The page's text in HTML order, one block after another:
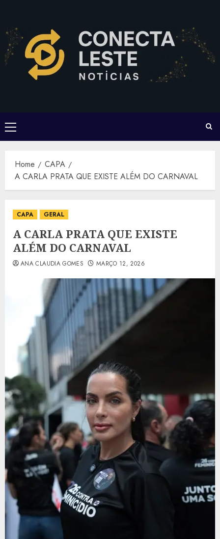
content
Primary
Menu
Home
CAPA
A CARLA PRATA QUE EXISTE ALÉM DO CARNAVAL
CAPA GERAL
A CARLA PRATA QUE EXISTE
ALÉM DO CARNAVAL
ANA CLAUDIA GOMES MARÇO 12, 2026